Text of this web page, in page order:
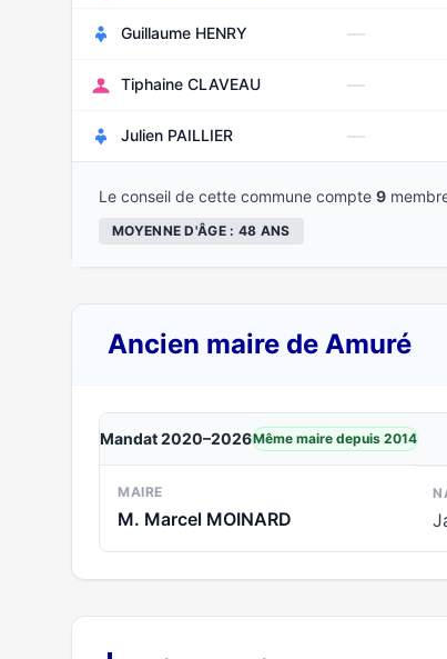
Guillaume HENRY —
Tiphaine CLAVEAU —
Julien PAILLIER —
Le conseil de cette commune compte 9
MOYENNE D'ÂGE : 48 ANS
Ancien maire de Amuré
Mandat 2020–2026Même maire depuis 2014
MAIRE
M. Marcel MOINARD